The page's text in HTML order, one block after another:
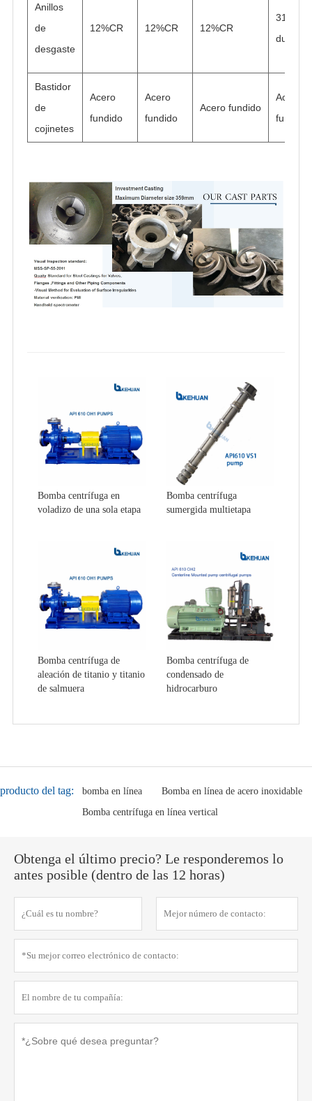
Anillos
de
desgaste
12%CR 12%CR 12%CR
316
dura
Bastidor
de
cojinetes
Acero
fundido
Acero
fundido
Acero fundido
Acero
fundido
Bomba centrífuga en
voladizo de una sola etapa
Bomba centrífuga
sumergida multietapa
Bomba centrífuga de
aleación de titanio y titanio
de salmuera
Bomba centrífuga de
condensado de
hidrocarburo
producto del tag: bomba en línea
Bomba en línea de acero inoxidable
Bomba centrífuga en línea vertical
Obtenga el último precio? Le responderemos lo
antes posible (dentro de las 12 horas)